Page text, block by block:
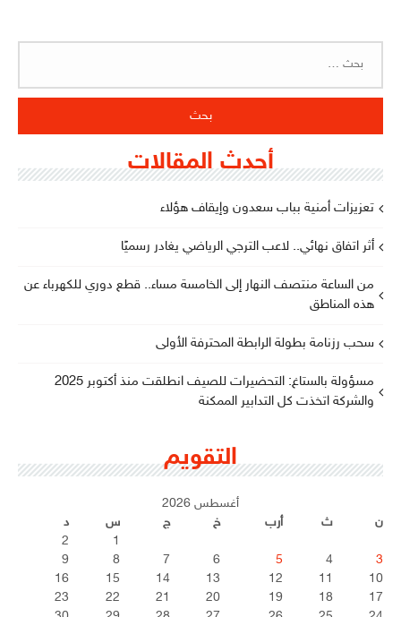
أحدث المقالات
تعزيزات أمنية بباب سعدون وإيقاف هؤلاء
أثر اتفاق نهائي.. لاعب الترجي الرياضي يغادر رسميًا
من الساعة منتصف النهار إلى الخامسة مساء.. قطع دوري للكهرباء عن
هذه المناطق
سحب رزنامة بطولة الرابطة المحترفة الأولى
مسؤولة بالستاغ: التحضيرات للصيف انطلقت منذ أكتوبر 2025
والشركة اتخذت كل التدابير الممكنة
التقويم
أغسطس 2026
ن
ث أرب خ ج س
د
1
2
3
4
5
6
7
8
9
10
11
12
13
14
15
16
17
18
19
20
21
22
23